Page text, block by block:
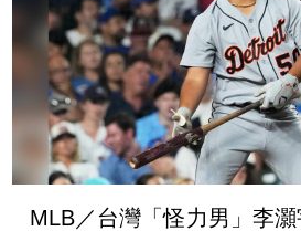
MLB／台灣「怪力男」李